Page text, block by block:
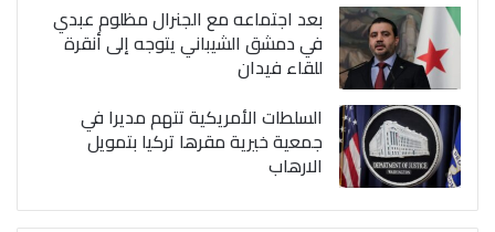
بعد اجتماعه مع الجنرال مظلوم عبدي
في دمشق الشيباني يتوجه إلى أنقرة
للقاء فيدان
السلطات الأمريكية تتهم مديرا في
جمعية خيرية مقرها تركيا بتمويل
الارهاب